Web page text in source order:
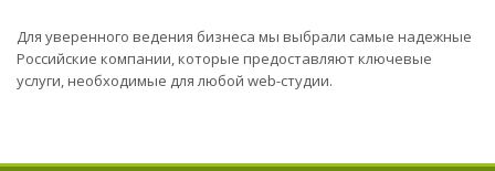
Для уверенного ведения бизнеса мы выбрали самые надежные
Российские компании, которые предоставляют ключевые
услуги, необходимые для любой web-студии.